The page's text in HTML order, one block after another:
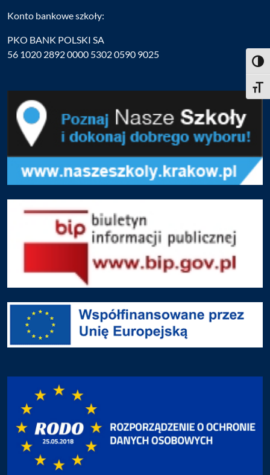
Konto bankowe szkoły:
PKO BANK POLSKI SA
56 1020 2892 0000 5302 0590 9025